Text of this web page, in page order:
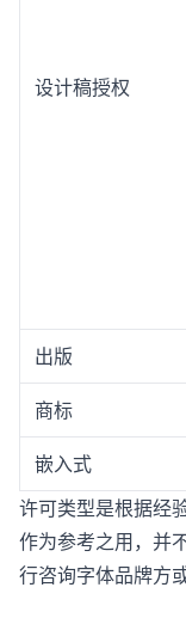
设计稿授权
出版
商标
嵌入式
许可类型是根据经
作为参考之用，并
行咨询字体品牌方